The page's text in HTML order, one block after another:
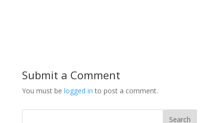
Submit a Comment
You must be logged in to post a comment.